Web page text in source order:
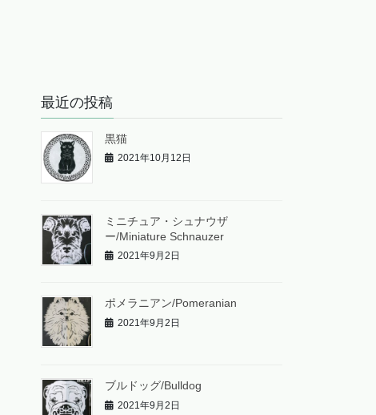
最近の投稿
黒猫
2021年10月12日
ミニチュア・シュナウザ
ー/Miniature Schnauzer
2021年9月2日
ポメラニアン/Pomeranian
2021年9月2日
ブルドッグ/Bulldog
2021年9月2日